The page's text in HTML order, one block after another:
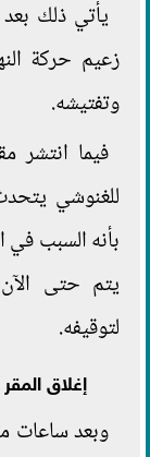
يأتي ذلك
زعيم حركة
وتفتيشه.
فيما انتشر
للغنوشي
بأنه السبب في
يتم حتى
لتوقيفه.
إغلاق
وبعد ساعات